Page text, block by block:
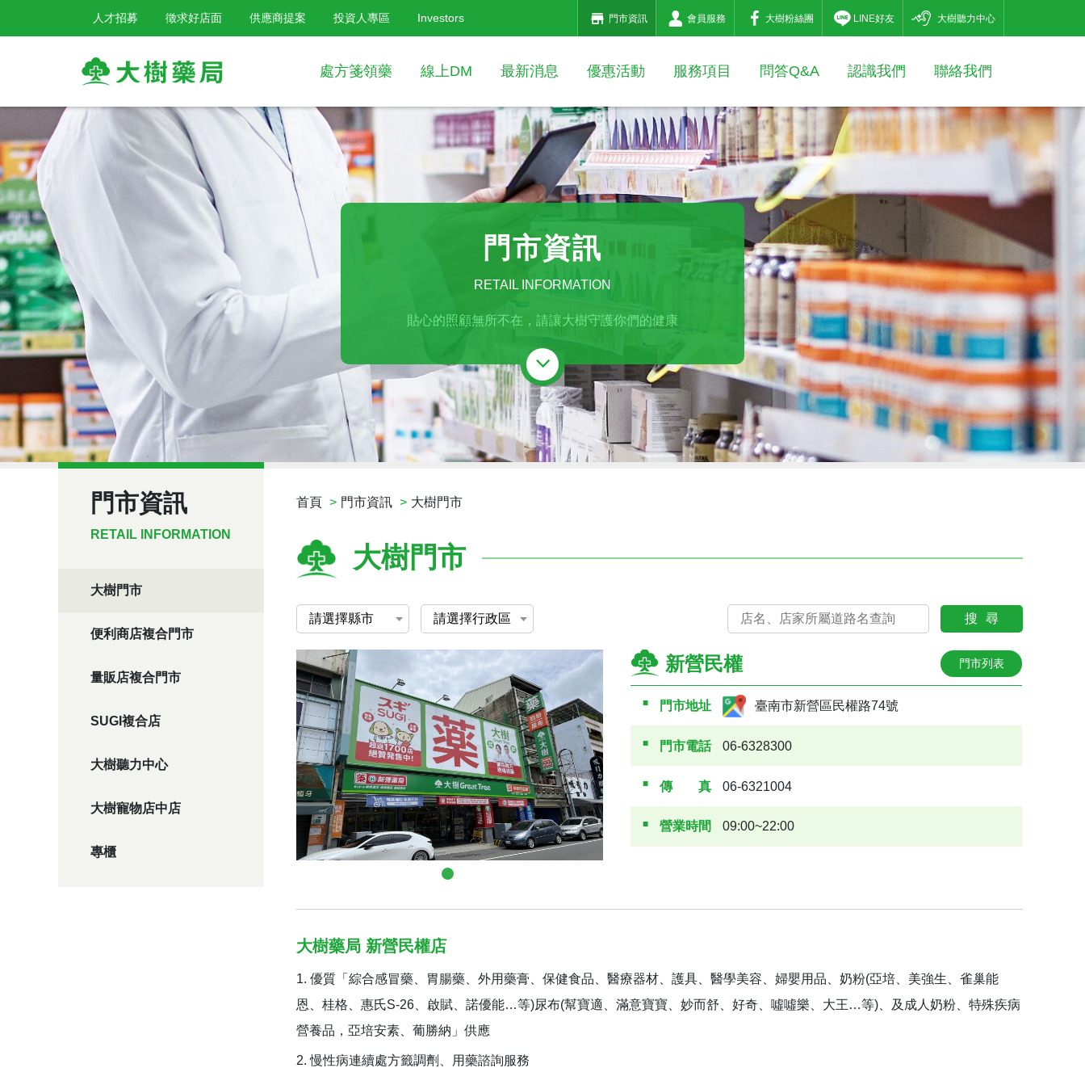
樹
連
鎖
藥
局
人才招募 徵求好店面 供應商提案 投資人專區 Investors 門市資訊 會員服務 大樹粉絲團 LINE好友 大樹聽力中心
處方箋領藥 線上DM 最新消息 優惠活動 服務項目 問答Q&A 認識我們 聯絡我們
門市資訊
RETAIL INFORMATION
貼心的照顧無所不在，請讓大樹守護你們的健康
門市資訊
RETAIL INFORMATION
大樹門市
便利商店複合門市
量販店複合門市
SUGI複合店
大樹聽力中心
大樹寵物店中店
專櫃
首頁 門市資訊 大樹門市
大樹門市
搜尋
新營民權 門市列表
門市地址 臺南市新營區民權路74號
門市電話 06-6328300
傳真 06-6321004
營業時間 09:00~22:00
大樹藥局 新營民權店
優質「綜合感冒藥、胃腸藥、外用藥膏、保健食品、醫療器材、護具、醫學美容、婦嬰用品、奶粉(亞培、美強生、雀巢能
恩、桂格、惠氏S-26、啟賦、諾優能…等)尿布(幫寶適、滿意寶寶、妙而舒、好奇、噓噓樂、大王…等)、及成人奶粉、特殊疾病
營養品，亞培安素、葡勝納」供應
慢性病連續處方籤調劑、用藥諮詢服務